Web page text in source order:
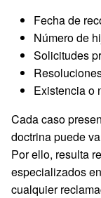
Fecha de
Número de
Solicitudes
Existencia o
Cada caso
doctrina puede
Por ello, resulta
especializados
cualquier